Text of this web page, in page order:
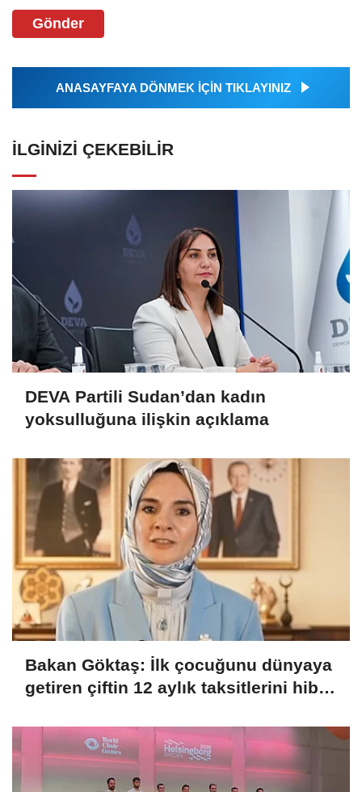
Gönder
ANASAYFAYA DÖNMEK İÇİN TIKLAYINIZ
İLGINIZI ÇEKEBILIR
DEVA Partili Sudan’dan kadın
yoksulluğuna ilişkin açıklama
Bakan Göktaş: İlk çocuğunu dünyaya
getiren çiftin 12 aylık taksitlerini hibe